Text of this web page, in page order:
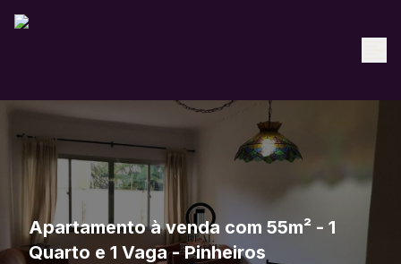
Apartamento à venda com 55m² - 1
Quarto e 1 Vaga - Pinheiros